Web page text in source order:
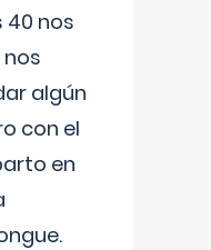
nos
algún
con el
en